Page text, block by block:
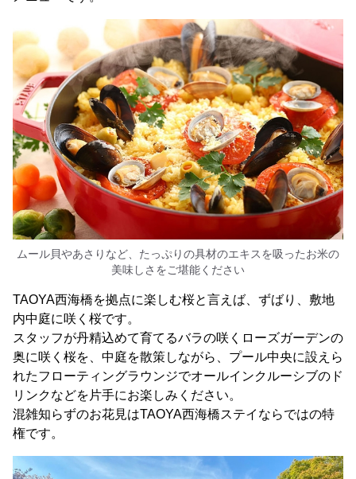
ムール貝やあさりなど、たっぷりの具材のエキスを吸ったお米の
美味しさをご堪能ください
TAOYA西海橋を拠点に楽しむ桜と言えば、ずばり、敷地
内中庭に咲く桜です。
スタッフが丹精込めて育てるバラの咲くローズガーデンの
奥に咲く桜を、中庭を散策しながら、プール中央に設えら
れたフローティングラウンジでオールインクルーシブのド
リンクなどを片手にお楽しみください。
混雑知らずのお花見はTAOYA西海橋ステイならではの特
権です。